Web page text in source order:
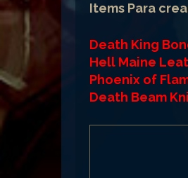
Items Para
Death King
Hell Maine
Phoenix of
Death Beam